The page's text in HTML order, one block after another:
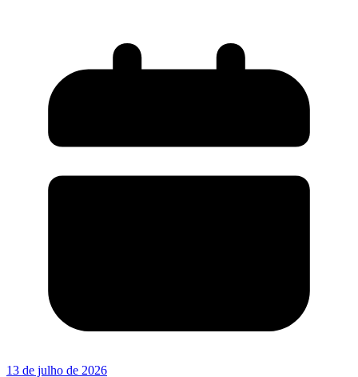
13 de julho de 2026